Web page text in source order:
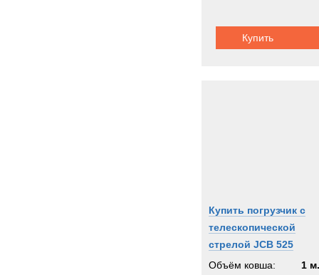
Купить
Купить погрузчик с
телескопической
стрелой JCB 525
Объём ковша:
1